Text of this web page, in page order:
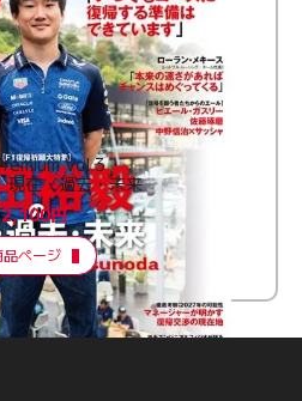
Vol.3
在・過去・未来
2,100円
品ページ